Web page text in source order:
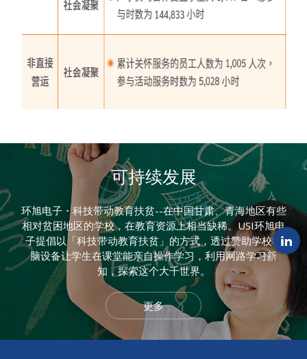
可持续发展
环旭电子・科技带动教育扶贫--在中国甘肃、青海地区有些
相对贫困地区的学校，在教育资源上相当缺稀。USI环旭电
子提倡以「科技带动教育扶贫」的方式，透过赞助学校电
脑设备让学生在课堂能亲自操作学习，利用网路学习新
知，探索这个大千世界。
更多